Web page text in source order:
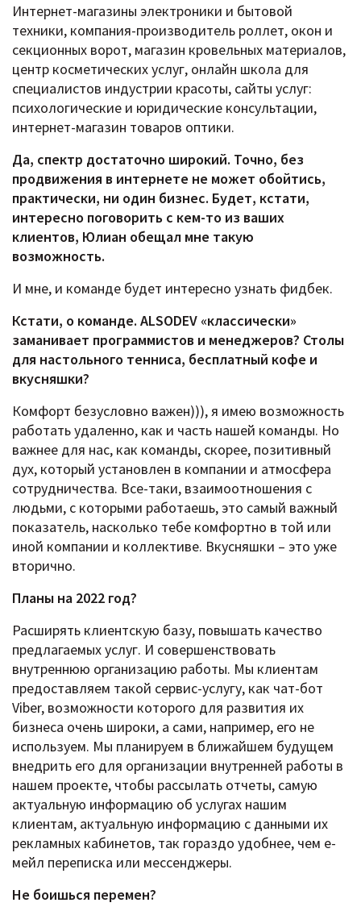
Интернет-магазины электроники и бытовой
техники, компания-производитель роллет, окон и
секционных ворот, магазин кровельных материалов,
центр косметических услуг, онлайн школа для
специалистов индустрии красоты, сайты услуг:
психологические и юридические консультации,
интернет-магазин товаров оптики.
Да, спектр достаточно широкий. Точно, без
продвижения в интернете не может обойтись,
практически, ни один бизнес. Будет, кстати,
интересно поговорить с кем-то из ваших
клиентов, Юлиан обещал мне такую
возможность.
И мне, и команде будет интересно узнать фидбек.
Кстати, о команде. ALSODEV «классически»
заманивает программистов и менеджеров? Столы
для настольного тенниса, бесплатный кофе и
вкусняшки?
Комфорт безусловно важен))), я имею возможность
работать удаленно, как и часть нашей команды. Но
важнее для нас, как команды, скорее, позитивный
дух, который установлен в компании и атмосфера
сотрудничества. Все-таки, взаимоотношения с
людьми, с которыми работаешь, это самый важный
показатель, насколько тебе комфортно в той или
иной компании и коллективе. Вкусняшки – это уже
вторично.
Планы на 2022 год?
Расширять клиентскую базу, повышать качество
предлагаемых услуг. И совершенствовать
внутреннюю организацию работы. Мы клиентам
предоставляем такой сервис-услугу, как чат-бот
Viber, возможности которого для развития их
бизнеса очень широки, а сами, например, его не
используем. Мы планируем в ближайшем будущем
внедрить его для организации внутренней работы в
нашем проекте, чтобы рассылать отчеты, самую
актуальную информацию об услугах нашим
клиентам, актуальную информацию с данными их
рекламных кабинетов, так гораздо удобнее, чем е-
мейл переписка или мессенджеры.
Не боишься перемен?